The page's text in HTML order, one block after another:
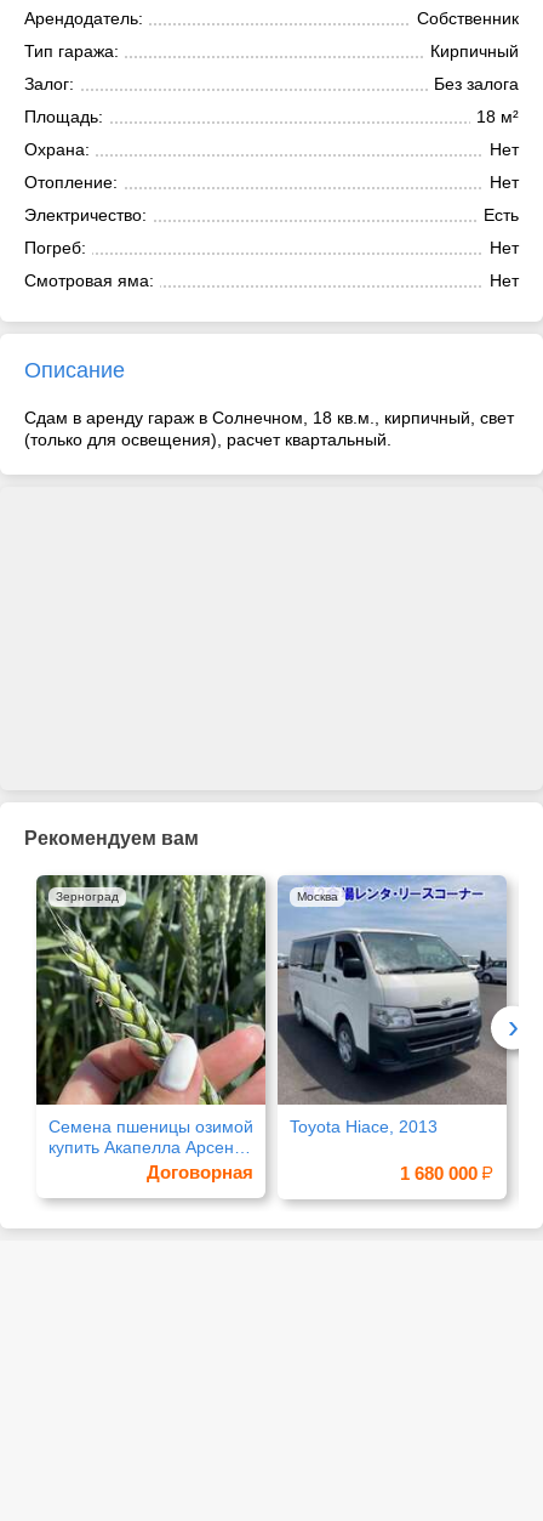
Арендодатель:
Собственник
Тип гаража:
Кирпичный
Залог:
Без залога
Площадь:
18 м²
Охрана:
Нет
Отопление:
Нет
Электричество:
Есть
Погреб:
Нет
Смотровая яма:
Нет
Описание
Сдам в аренду гараж в Солнечном, 18 кв.м., кирпичный, свет
(только для освещения), расчет квартальный.
Рекомендуем вам
Семена пшеницы озимой
купить Акапелла Арсенал
Договорная
Зерноград
Toyota Hiace, 2013
1 680 000
Москва
›